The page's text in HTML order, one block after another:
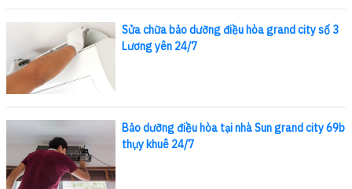
Sửa chữa bảo dưỡng điều hòa grand city số 3
Lương yên 24/7
Bảo dưỡng điều hòa tại nhà Sun grand city 69b
thụy khuê 24/7